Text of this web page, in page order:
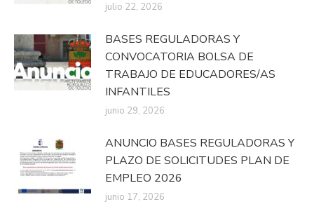
julio 22, 2026
BASES REGULADORAS Y
CONVOCATORIA BOLSA DE
TRABAJO DE EDUCADORES/AS
INFANTILES
junio 29, 2026
ANUNCIO BASES REGULADORAS Y
PLAZO DE SOLICITUDES PLAN DE
EMPLEO 2026
junio 17, 2026